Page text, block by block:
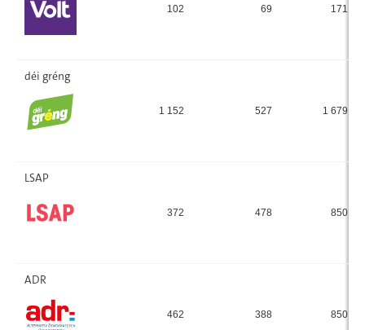
102 69 171
déi gréng
1 152 527 1 679
LSAP
372 478 850
ADR
462 388 850